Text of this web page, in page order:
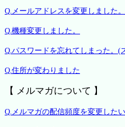
Q.メールアドレスを変更しました。
Q.機種変更しました。
Q.パスワードを忘れてしまった。(
Q.住所が変わりました
【 メルマガについて 】
Q.メルマガの配信頻度を変更したい